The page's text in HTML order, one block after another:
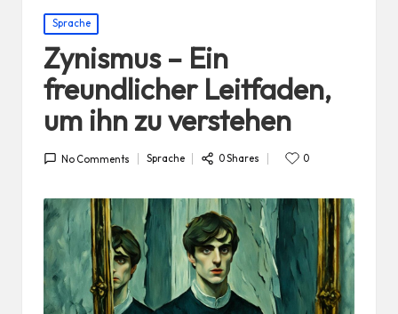
Posted
in
Sprache
Zynismus – Ein
freundlicher Leitfaden,
um ihn zu verstehen
No Comments
Posted
Sprache 0 Shares 0